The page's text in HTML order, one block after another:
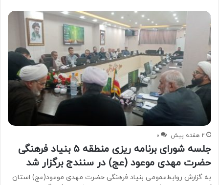
2 هفته پیش ۰
جلسه شورای برنامه ریزی منطقه ۵ بنیاد فرهنگی
حضرت مهدی موعود (عج) در سنندج برگزار شد
به گزارش روابط‌عمومی بنیاد فرهنگی حضرت مهدی موعود(عج) استان